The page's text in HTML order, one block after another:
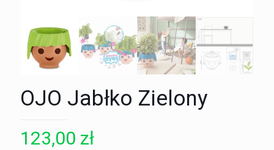
OJO Jabłko Zielony
123,00 zł